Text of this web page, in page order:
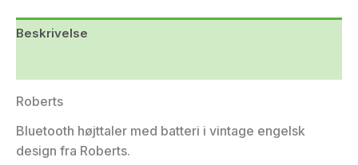
Beskrivelse
Roberts
Bluetooth højttaler med batteri i vintage engelsk
design fra Roberts.